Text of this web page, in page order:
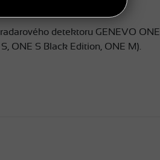
detektoru GENEVO
ONE S Black Edition, ONE M).